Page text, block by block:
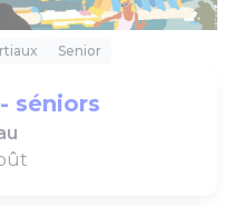
Senior
séniors